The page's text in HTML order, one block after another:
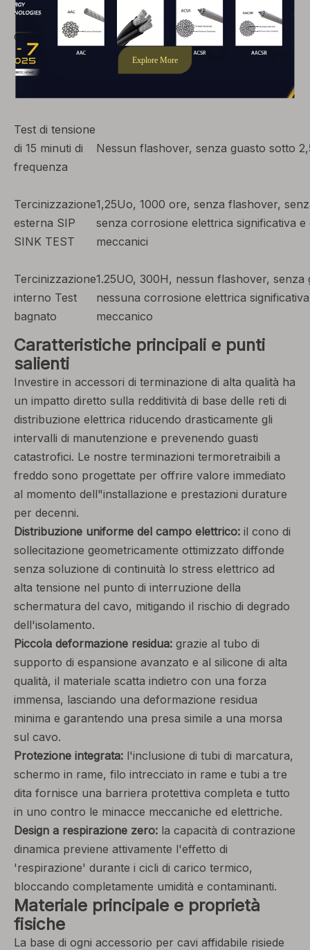
Test di tensione
dell"impulso
75kv 95kv 200kv
Test di tensione
di 15 minuti di
frequenza
Nessun flashover, senza guasto sotto
Tercinizzazione
esterna SIP
SINK TEST
1,25Uo, 1000 ore, senza flashover,
senza corrosione elettrica significativa e
meccanici
Tercinizzazione
interno Test
bagnato
1.25UO, 300H, nessun flashover, senza
nessuna corrosione elettrica
meccanico
Caratteristiche principali e punti
salienti
Investire in accessori di terminazione di alta qualità ha
un impatto diretto sulla redditività di base delle reti di
distribuzione elettrica riducendo drasticamente gli
intervalli di manutenzione e prevenendo guasti
catastrofici. Le nostre terminazioni termoretraibili a
freddo sono progettate per offrire valore immediato
al momento dell"installazione e prestazioni durature
per decenni.
Distribuzione uniforme del campo elettrico: il cono di
sollecitazione geometricamente ottimizzato diffonde
senza soluzione di continuità lo stress elettrico ad
alta tensione nel punto di interruzione della
schermatura del cavo, mitigando il rischio di degrado
dell'isolamento.
Piccola deformazione residua: grazie al tubo di
supporto di espansione avanzato e al silicone di alta
qualità, il materiale scatta indietro con una forza
immensa, lasciando una deformazione residua
minima e garantendo una presa simile a una morsa
sul cavo.
Protezione integrata: l'inclusione di tubi di marcatura,
schermo in rame, filo intrecciato in rame e tubi a tre
dita fornisce una barriera protettiva completa e tutto
in uno contro le minacce meccaniche ed elettriche.
Design a respirazione zero: la capacità di contrazione
dinamica previene attivamente l'effetto di
'respirazione' durante i cicli di carico termico,
bloccando completamente umidità e contaminanti.
Materiale principale e proprietà
fisiche
La base di ogni accessorio per cavi affidabile risiede